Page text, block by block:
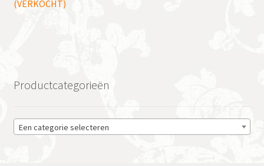
(VERKOCHT)
Productcategorieën
Een categorie selecteren